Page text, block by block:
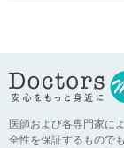
医師および各専門家に
全性を保証するもので